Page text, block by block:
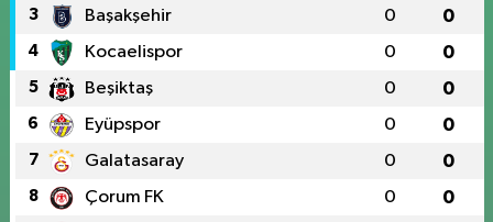
3 Başakşehir 0 0
4 Kocaelispor 0 0
5 Beşiktaş 0 0
6 Eyüpspor 0 0
7 Galatasaray 0 0
8 Çorum FK 0 0